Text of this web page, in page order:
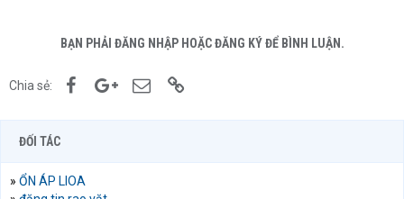
BẠN PHẢI ĐĂNG NHẬP HOẶC ĐĂNG KÝ ĐỂ BÌNH LUẬN.
Chia sẻ: FacebookGoogle+Email
ĐỐI TÁC
» ỔN ÁP LIOA